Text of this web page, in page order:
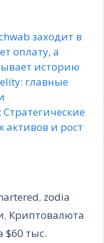
заходит в
оплату, а
историю
главные
и рост
, zodia
, Криптовалюта
$60 тыс.